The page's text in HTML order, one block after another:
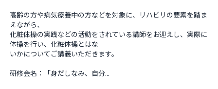
高齢の方や病気療養中の方などを対象に、リハビリの要素を踏ま
えながら、
化粧体操の実践などの活動をされている講師をお迎えし、実際に
体操を行い、化粧体操とはな
いかについてご講義いただきます。
研修会名：「身だしなみ、自分...